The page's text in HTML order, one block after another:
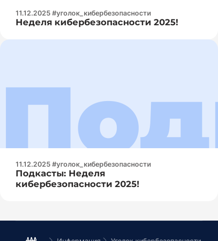
11.12.2025 #уголок_кибербезопасности
Неделя кибербезопасности 2025!
11.12.2025 #уголок_кибербезопасности
Подкасты: Неделя
кибербезопасности 2025!